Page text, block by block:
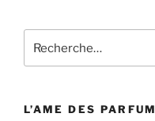
pour
L’AME DES